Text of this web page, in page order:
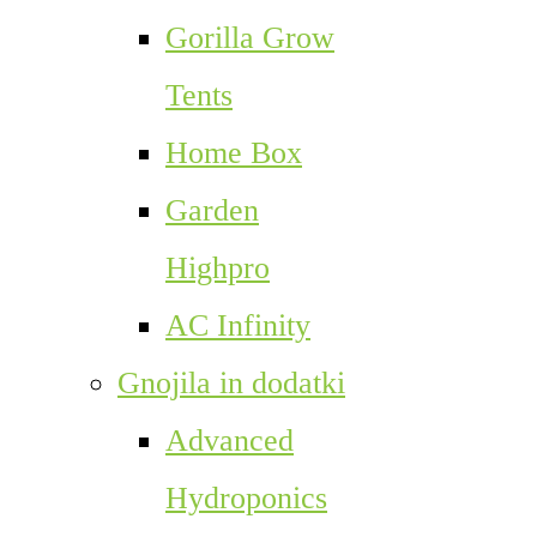
Gorilla Grow
Tents
Home Box
Garden
Highpro
AC Infinity
Gnojila in dodatki
Advanced
Hydroponics